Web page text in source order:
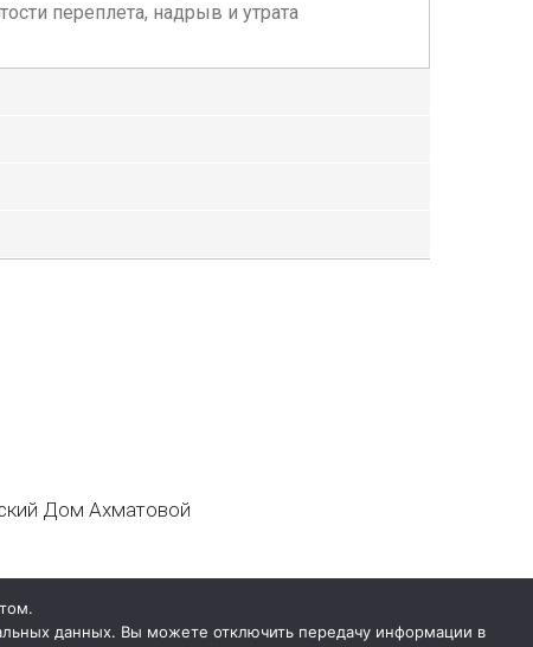
переплета, надрыв и утрата
Дом Ахматовой
данных. Вы можете отключить передачу информации в